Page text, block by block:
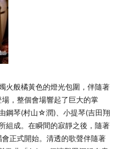
火般橘黃色的燈光包圍，伴隨著
，整個會場響起了巨大的掌
鋼琴(村山☆潤)、小提琴(吉田翔
組成。在瞬間的寂靜之後，隨著
正式開始。清透的歌聲伴隨著